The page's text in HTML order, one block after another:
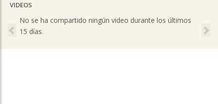
VIDEOS
No se ha compartido ningún video durante los últimos
15 días.
Previous